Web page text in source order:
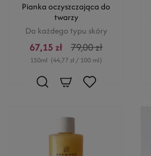
Pianka oczyszczająca do
twarzy
Do każdego typu skóry
67,15 zł 79,00 zł
150ml (44,77 zł / 100 ml)